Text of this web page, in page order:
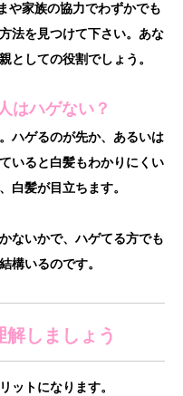
や家族の協力でわずかでも
法を見つけて下さい。あな
としての役割でしょう。
はハゲない？
ハゲるのが先か、あるいは
いると白髪もわかりにくい
白髪が目立ちます。
ないかで、ハゲてる方でも
構いるのです。
しましょう
ットになります。